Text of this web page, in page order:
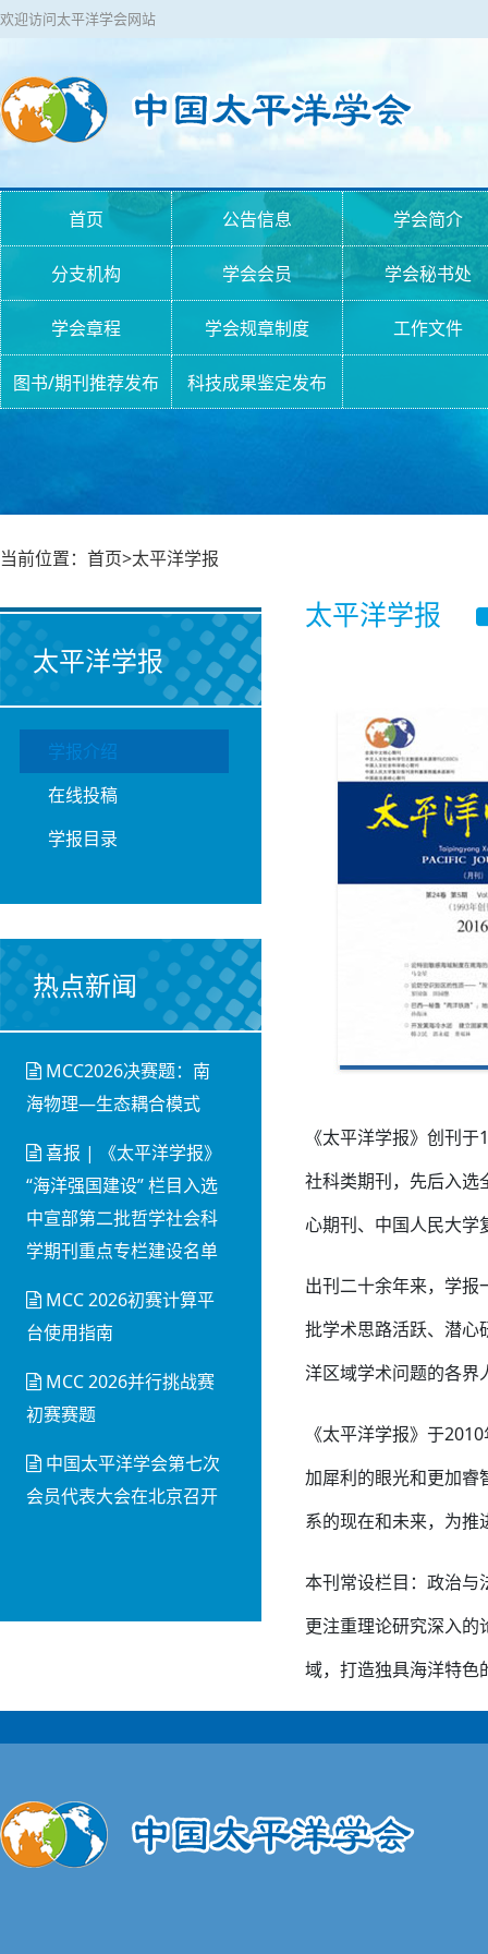
欢迎访问太平洋学会网站
首页 公告信息 学会简介
分支机构 学会会员 学会秘书处
学会章程 学会规章制度 工作文件
图书/期刊推荐发布 科技成果鉴定发布
当前位置：首页>太平洋学报
太平洋学报
学报介绍
在线投稿
学报目录
热点新闻
MCC2026决赛题：南
海物理—生态耦合模式
喜报 | 《太平洋学报》
“海洋强国建设” 栏目入选
中宣部第二批哲学社会科
学期刊重点专栏建设名单
MCC 2026初赛计算平
台使用指南
MCC 2026并行挑战赛
初赛赛题
中国太平洋学会第七次
会员代表大会在北京召开
太平洋学报
《太平洋学报》创刊
社科类期刊，先后入选
心期刊、中国人民大
出刊二十余年来，学报
批学术思路活跃、潜心
洋区域学术问题的各
《太平洋学报》于
加犀利的眼光和更加睿
系的现在和未来，为
本刊常设栏目：政治与
更注重理论研究深入
域，打造独具海洋特色